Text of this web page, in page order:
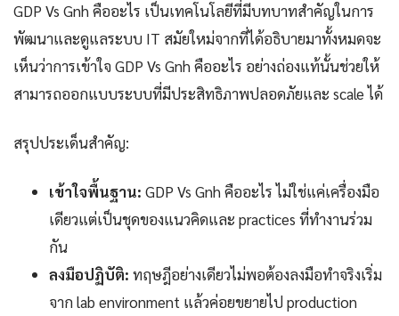
GDP Vs Gnh คืออะไร เป็นเทคโนโลยีที่มีบทบาทสำคัญในการ
พัฒนาและดูแลระบบ IT สมัยใหม่จากที่ได้อธิบายมาทั้งหมดจะ
เห็นว่าการเข้าใจ GDP Vs Gnh คืออะไร อย่างถ่องแท้นั้นช่วยให้
สามารถออกแบบระบบที่มีประสิทธิภาพปลอดภัยและ scale ได้
สรุปประเด็นสำคัญ:
เข้าใจพื้นฐาน: GDP Vs Gnh คืออะไร ไม่ใช่แค่เครื่องมือ
เดียวแต่เป็นชุดของแนวคิดและ practices ที่ทำงานร่วม
กัน
ลงมือปฏิบัติ: ทฤษฎีอย่างเดียวไม่พอต้องลงมือทำจริงเริ่ม
จาก lab environment แล้วค่อยขยายไป production